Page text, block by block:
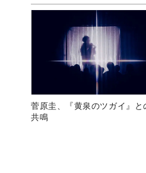
菅原圭、『黄泉のツガイ』と
共鳴